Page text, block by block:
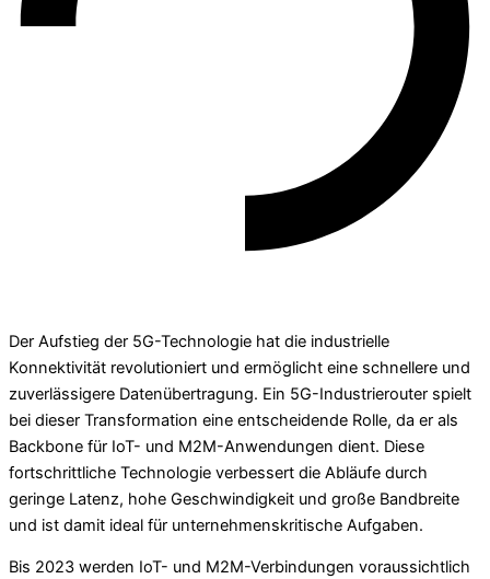
Der Aufstieg der 5G-Technologie hat die industrielle
Konnektivität revolutioniert und ermöglicht eine schnellere und
zuverlässigere Datenübertragung. Ein 5G-Industrierouter spielt
bei dieser Transformation eine entscheidende Rolle, da er als
Backbone für IoT- und M2M-Anwendungen dient. Diese
fortschrittliche Technologie verbessert die Abläufe durch
geringe Latenz, hohe Geschwindigkeit und große Bandbreite
und ist damit ideal für unternehmenskritische Aufgaben.
Bis 2023 werden IoT- und M2M-Verbindungen voraussichtlich